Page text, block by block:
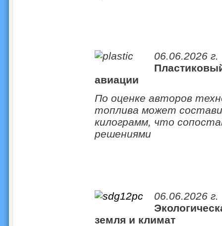
06.06.2026 г.
авиации
По оценке авторов
топлива может
килограмм, что
решениями
06.06.2026 г.
земля и климат